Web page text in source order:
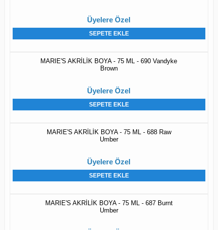
Üyelere Özel
SEPETE EKLE
MARIE'S AKRİLİK BOYA - 75 ML - 690 Vandyke
Brown
Üyelere Özel
SEPETE EKLE
MARIE'S AKRİLİK BOYA - 75 ML - 688 Raw
Umber
Üyelere Özel
SEPETE EKLE
MARIE'S AKRİLİK BOYA - 75 ML - 687 Burnt
Umber